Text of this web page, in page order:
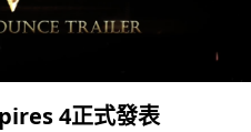
4正式發表